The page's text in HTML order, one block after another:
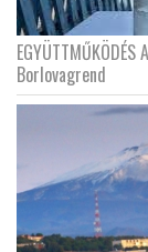
EGYÜTTMŰKÖDÉS
Borlovagrend